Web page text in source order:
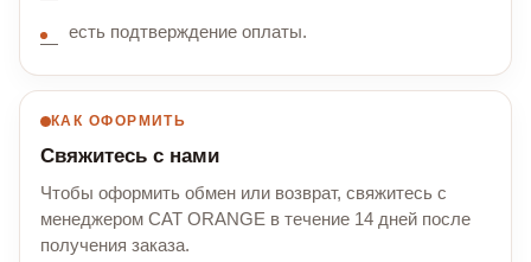
есть подтверждение оплаты.
КАК ОФОРМИТЬ
Свяжитесь с нами
Чтобы оформить обмен или возврат, свяжитесь с
менеджером CAT ORANGE в течение 14 дней после
получения заказа.